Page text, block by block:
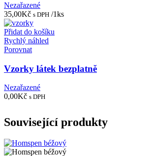
Nezařazené
35,00Kč s DPH /1ks
Přidat do košíku
Rychlý náhled
Porovnat
Vzorky látek bezplatně
Nezařazené
0,00Kč s DPH
Související produkty